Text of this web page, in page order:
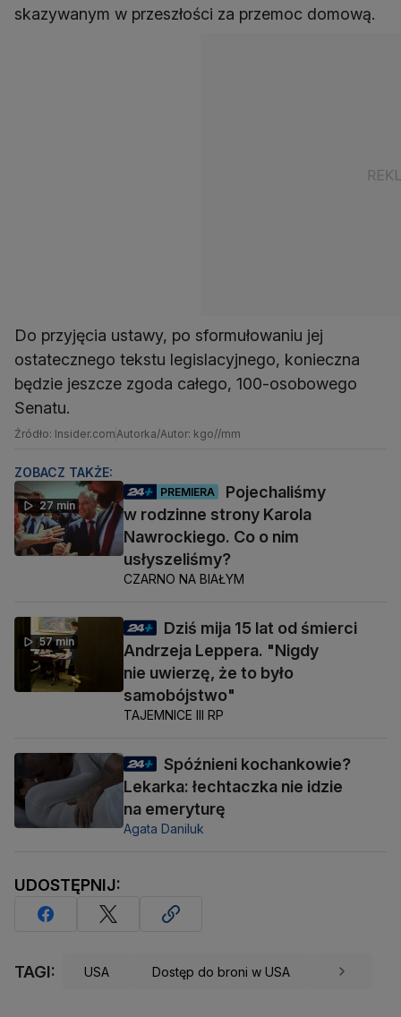
skazywanym w przeszłości za przemoc domową.
Do przyjęcia ustawy, po sformułowaniu jej
ostatecznego tekstu legislacyjnego, konieczna
będzie jeszcze zgoda całego, 100-osobowego
Senatu.
Źródło: Insider.comAutorka/Autor: kgo//mm
ZOBACZ TAKŻE:
27 min
PREMIERA
Pojechaliśmy
w rodzinne strony Karola
Nawrockiego. Co o nim
usłyszeliśmy?
CZARNO NA BIAŁYM
57 min
Dziś mija 15 lat od śmierci
Andrzeja Leppera. "Nigdy
nie uwierzę, że to było
samobójstwo"
TAJEMNICE III RP
Spóźnieni kochankowie?
Lekarka: łechtaczka nie idzie
na emeryturę
Agata Daniluk
UDOSTĘPNIJ:
TAGI: USA Dostęp do broni w USA